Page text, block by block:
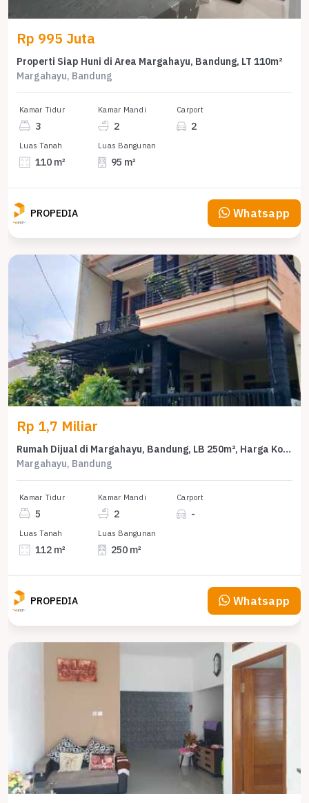
Rp 995 Juta
Properti Siap Huni di Area Margahayu, Bandung, LT 110m²
Margahayu, Bandung
Kamar Tidur
3
Kamar Mandi
2
Carport
2
Luas Tanah
110 m²
Luas Bangunan
95 m²
PROPEDIA Whatsapp
Rp 1,7 Miliar
Rumah Dijual di Margahayu, Bandung, LB 250m², Harga Kompetitif!
Margahayu, Bandung
Kamar Tidur
5
Kamar Mandi
2
Carport
-
Luas Tanah
112 m²
Luas Bangunan
250 m²
PROPEDIA Whatsapp